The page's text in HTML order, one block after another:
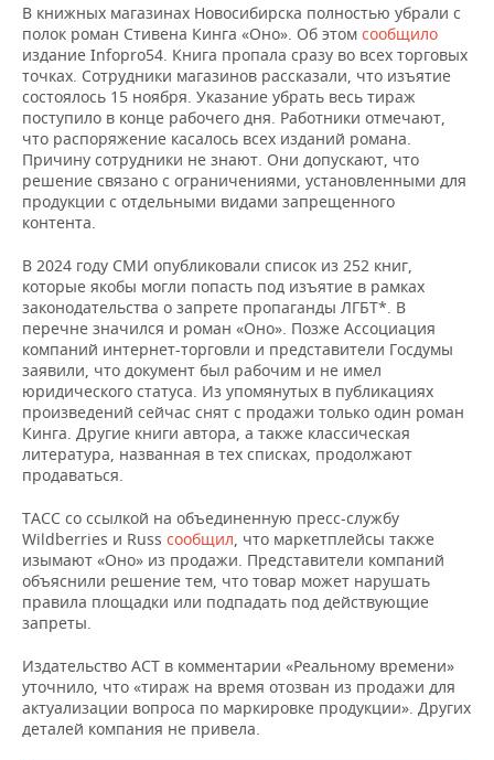
ОТКРЫТАЯ ЛЕКЦИЯ
БАСКЕТБОЛ
ВОЛЕЙБОЛ
КИБЕРСПОРТ
ФИГУРНОЕ КАТАНИЕ
ВОДНЫЕ ВИДЫ СПОРТА
ХОККЕЙ С МЯЧОМ
ИНФРАСТРУКТУРА
ИСТОРИЯ
КУЛЬТУРА
МЕДИЦИНА
ОБРАЗОВАНИЕ
ПРОИСШЕСТВИЯ
СПРАВОЧНИК
СПИСОК ПЕРСОН
СПИСОК КОМПАНИЙ
ПОЛНАЯ ВЕРСИЯ
В книжных магазинах Новосибирска полностью убрали с
полок роман Стивена Кинга «Оно». Об этом сообщило
издание Infopro54. Книга пропала сразу во всех торговых
точках. Сотрудники магазинов рассказали, что изъятие
состоялось 15 ноября. Указание убрать весь тираж
поступило в конце рабочего дня. Работники отмечают,
что распоряжение касалось всех изданий романа.
Причину сотрудники не знают. Они допускают, что
решение связано с ограничениями, установленными для
продукции с отдельными видами запрещенного
контента.
В 2024 году СМИ опубликовали список из 252 книг,
которые якобы могли попасть под изъятие в рамках
законодательства о запрете пропаганды ЛГБТ*. В
перечне значился и роман «Оно». Позже Ассоциация
компаний интернет-торговли и представители Госдумы
заявили, что документ был рабочим и не имел
юридического статуса. Из упомянутых в публикациях
произведений сейчас снят с продажи только один роман
Кинга. Другие книги автора, а также классическая
литература, названная в тех списках, продолжают
продаваться.
ТАСС со ссылкой на объединенную пресс-службу
Wildberries и Russ сообщил, что маркетплейсы также
изымают «Оно» из продажи. Представители компаний
объяснили решение тем, что товар может нарушать
правила площадки или подпадать под действующие
запреты.
Издательство АСТ в комментарии «Реальному времени»
уточнило, что «тираж на время отозван из продажи для
актуализации вопроса по маркировке продукции». Других
деталей компания не привела.